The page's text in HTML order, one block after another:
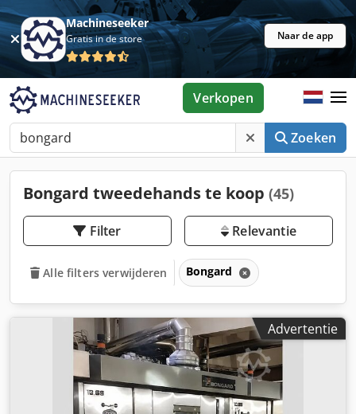
Machineseeker
Gratis in de store Naar de app
Zoeken
Verkopen
Bongard tweedehands te koop (45)
Filter Relevantie
Alle filters verwijderen Bongard
Advertentie